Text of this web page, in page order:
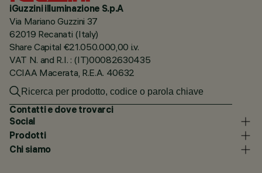
iGuzzini illuminazione S.p.A
Via Mariano Guzzini 37
62019 Recanati (Italy)
Share Capital €21.050.000,00 i.v.
VAT N. and R.I. : (IT)00082630435
CCIAA Macerata, R.E.A. 40632
Contatti e dove trovarci
Social
Prodotti
Chi siamo